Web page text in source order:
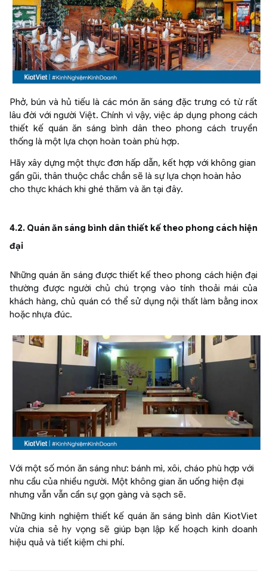
Phở, bún và hủ tiếu là các món ăn sáng đặc trưng có từ rất
lâu đời với người Việt. Chính vì vậy, việc áp dụng phong cách
thiết kế quán ăn sáng bình dân theo phong cách truyền
thống là một lựa chọn hoàn toàn phù hợp.
Hãy xây dựng một thực đơn hấp dẫn, kết hợp với không gian
gần gũi, thân thuộc chắc chắn sẽ là sự lựa chọn hoàn hảo
cho thực khách khi ghé thăm và ăn tại đây.
4.2. Quán ăn sáng bình dân thiết kế theo phong cách hiện
đại
Những quán ăn sáng được thiết kế theo phong cách hiện đại
thường được người chủ chú trọng vào tính thoải mái của
khách hàng, chủ quán có thể sử dụng nội thất làm bằng inox
hoặc nhựa đúc.
Với một số món ăn sáng như: bánh mì, xôi, cháo phù hợp với
nhu cầu của nhiều người. Một không gian ăn uống hiện đại
nhưng vẫn vẫn cần sự gọn gàng và sạch sẽ.
Những kinh nghiệm thiết kế quán ăn sáng bình dân KiotViet
vừa chia sẻ hy vọng sẽ giúp bạn lập kế hoạch kinh doanh
hiệu quả và tiết kiệm chi phí.